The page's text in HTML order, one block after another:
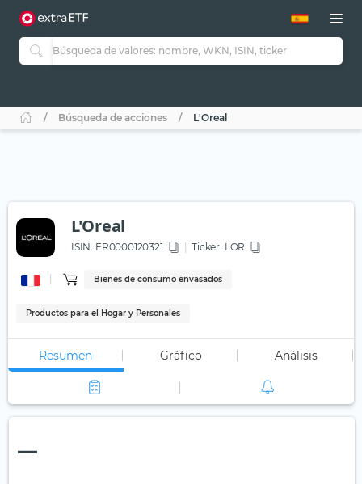
Búsqueda de acciones L'Oreal
L'Oreal
ISIN: FR0000120321 Ticker: LOR
Bienes de consumo envasados
Productos para el Hogar y Personales
Resumen Gráfico Análisis
—